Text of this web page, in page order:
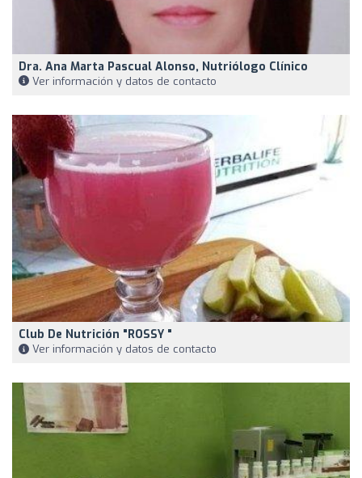
Dra. Ana Marta Pascual Alonso, Nutriólogo Clínico
Ver información y datos de contacto
Club De Nutrición "ROSSY "
Ver información y datos de contacto